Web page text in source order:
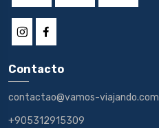
Contacto
contactao@vamos-viajando.com
+905312915309